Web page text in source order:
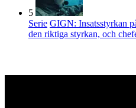
5
Serie GIGN: Insatsstyrkan
den riktiga styrkan, och